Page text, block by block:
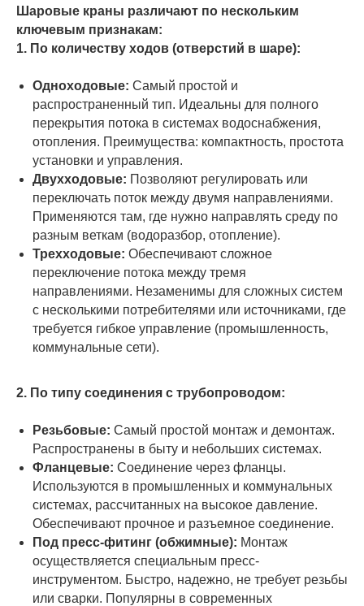
Шаровые краны различают по нескольким
ключевым признакам:
1. По количеству ходов (отверстий в шаре):
Одноходовые: Самый простой и
распространенный тип. Идеальны для полного
перекрытия потока в системах водоснабжения,
отопления. Преимущества: компактность, простота
установки и управления.
Двухходовые: Позволяют регулировать или
переключать поток между двумя направлениями.
Применяются там, где нужно направлять среду по
разным веткам (водоразбор, отопление).
Трехходовые: Обеспечивают сложное
переключение потока между тремя
направлениями. Незаменимы для сложных систем
с несколькими потребителями или источниками, где
требуется гибкое управление (промышленность,
коммунальные сети).
2. По типу соединения с трубопроводом:
Резьбовые: Самый простой монтаж и демонтаж.
Распространены в быту и небольших системах.
Фланцевые: Соединение через фланцы.
Используются в промышленных и коммунальных
системах, рассчитанных на высокое давление.
Обеспечивают прочное и разъемное соединение.
Под пресс-фитинг (обжимные): Монтаж
осуществляется специальным пресс-
инструментом. Быстро, надежно, не требует резьбы
или сварки. Популярны в современных